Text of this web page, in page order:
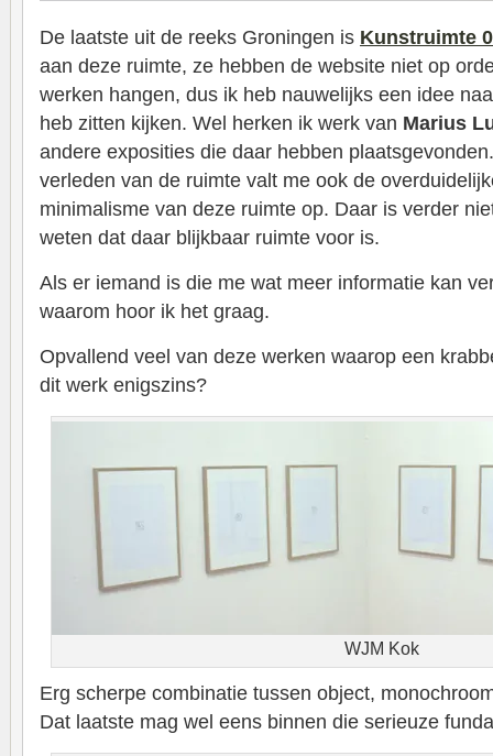
De laatste uit de reeks Groningen is Kunstruimte
aan deze ruimte, ze hebben de website niet op
werken hangen, dus ik heb nauwelijks een idee
heb zitten kijken. Wel herken ik werk van Marius
andere exposities die daar hebben
verleden van de ruimte valt me ook de
minimalisme van deze ruimte op. Daar is verder
weten dat daar blijkbaar ruimte voor is.
Als er iemand is die me wat meer informatie kan
waarom hoor ik het graag.
Opvallend veel van deze werken waarop een
dit werk enigszins?
WJM Kok
Erg scherpe combinatie tussen object,
Dat laatste mag wel eens binnen die serieuze